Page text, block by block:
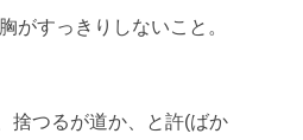
がすっきりしないこと。
捨つるが道か、と許(ばか